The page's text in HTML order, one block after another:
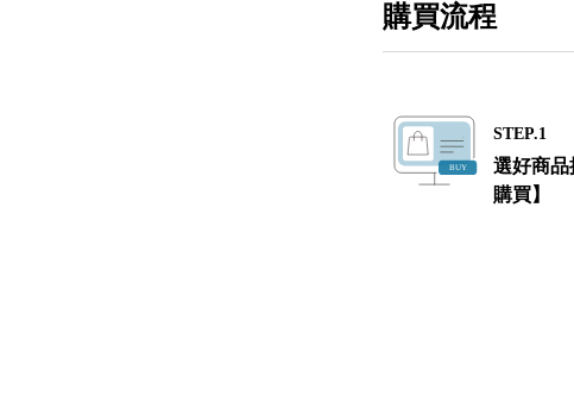
購買流程
STEP.1
選好商品
購買】